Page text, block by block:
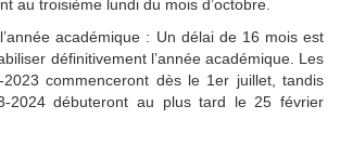
au troisième lundi du mois d’octobre.
académique : Un délai de 16 mois est
définitivement l’année académique. Les
commenceront dès le 1er juillet, tandis
2024 débuteront au plus tard le 25 février